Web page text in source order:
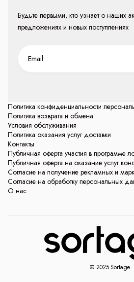
Политика конфиденциальности
Политика возврата и обмена
Условия обслуживания
Политика оказания услуг доставки
Контакты
Публичная оферта участия в программе
Публичная оферта на оказание услуг
Согласие на получение рекламных и
Согласие на обработку персональных
О нас
Будьте первыми, кто узнает о наших
предложениях и новых поступлениях
© 2025 Sortage